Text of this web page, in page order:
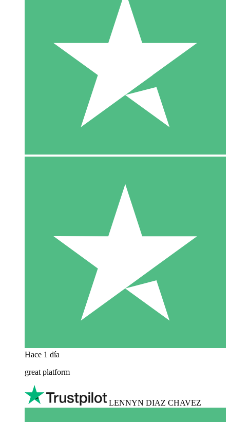
Hace 1 día
great platform
LENNYN DIAZ CHAVEZ